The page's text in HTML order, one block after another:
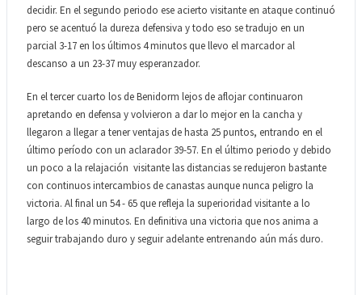
decidir. En el segundo periodo ese acierto visitante en ataque continuó
pero se acentuó la dureza defensiva y todo eso se tradujo en un
parcial 3-17 en los últimos 4 minutos que llevo el marcador al
descanso a un 23-37 muy esperanzador.
En el tercer cuarto los de Benidorm lejos de aflojar continuaron
apretando en defensa y volvieron a dar lo mejor en la cancha y
llegaron a llegar a tener ventajas de hasta 25 puntos, entrando en el
último período con un aclarador 39-57. En el último periodo y debido
un poco a la relajación visitante las distancias se redujeron bastante
con continuos intercambios de canastas aunque nunca peligro la
victoria. Al final un 54 - 65 que refleja la superioridad visitante a lo
largo de los 40 minutos. En definitiva una victoria que nos anima a
seguir trabajando duro y seguir adelante entrenando aún más duro.